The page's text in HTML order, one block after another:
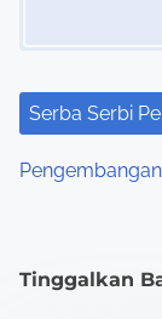
Serba Serbi
Tinggalkan